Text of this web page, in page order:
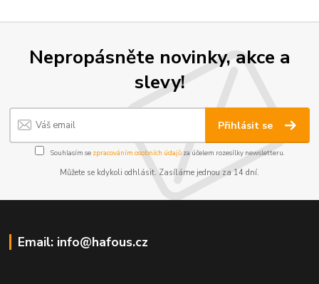
Nepropásněte novinky, akce a
slevy!
Přihlásit se
Souhlasím se zpracováním osobních údajůza účelem rozesílky newsletteru.
Můžete se kdykoli odhlásit. Zasíláme jednou za 14 dní.
Email: info@hafous.cz